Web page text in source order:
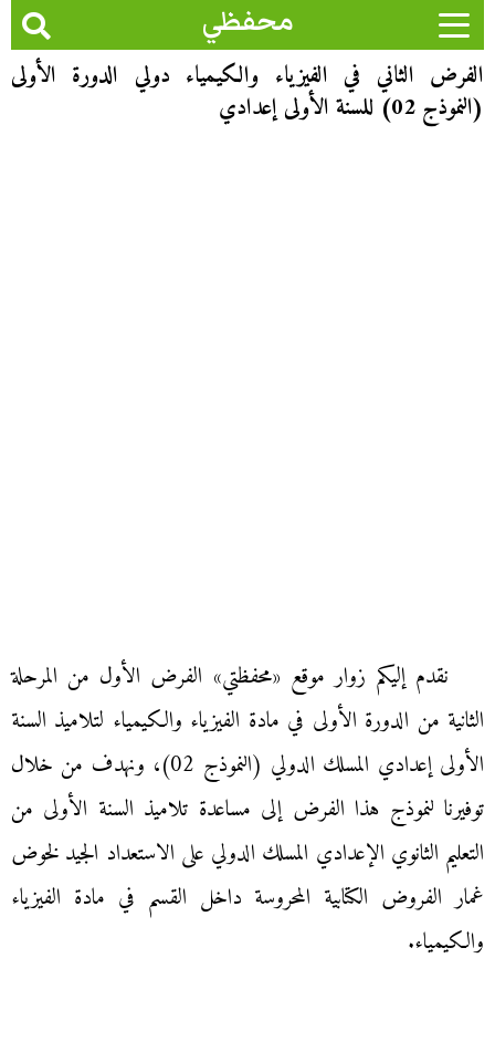
محفظي
الفرض الثاني في الفيزياء والكيمياء دولي الدورة الأولى
(النموذج 02) للسنة الأولى إعدادي
نقدم إليكم زوار موقع «محفظتي» الفرض الأول من المرحلة
الثانية من الدورة الأولى في مادة الفيزياء والكيمياء لتلاميذ السنة
الأولى إعدادي المسلك الدولي (النموذج 02)، ونهدف من خلال
توفيرنا لنموذج هذا الفرض إلى مساعدة تلاميذ السنة الأولى من
التعليم الثانوي الإعدادي المسلك الدولي على الاستعداد الجيد لخوض
غمار الفروض الكتابية المحروسة داخل القسم في مادة الفيزياء
والكيمياء.